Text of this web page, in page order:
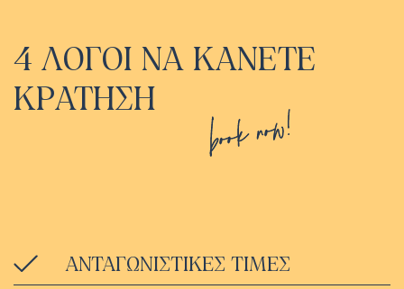
4 ΛΟΓΟΙ ΝΑ ΚΑΝΕΤΕ
ΚΡΑΤΗΣΗ
book now!
ΑΝΤΑΓΩΝΙΣΤΙΚΕΣ ΤΙΜΕΣ